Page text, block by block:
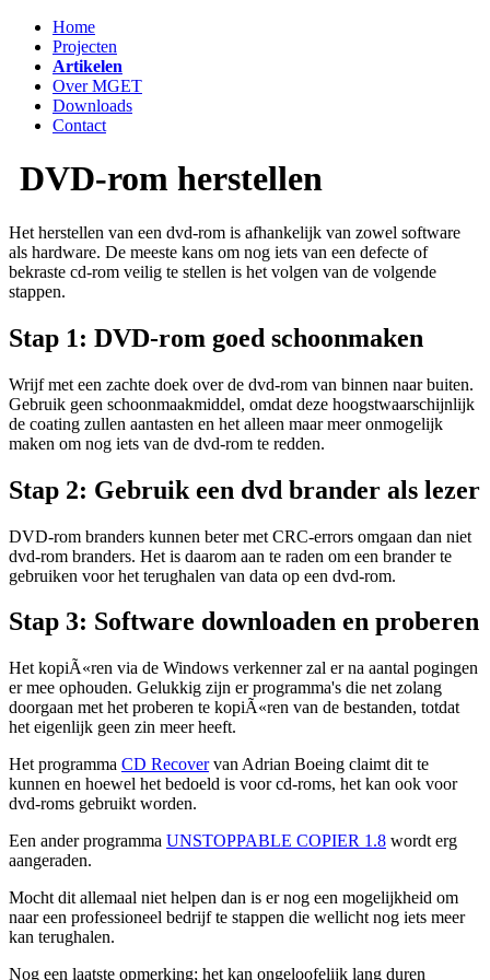
Home
Projecten
Artikelen
Over MGET
Downloads
Contact
DVD-rom herstellen
Het herstellen van een dvd-rom is afhankelijk van zowel software
als hardware. De meeste kans om nog iets van een defecte of
bekraste cd-rom veilig te stellen is het volgen van de volgende
stappen.
Stap 1: DVD-rom goed schoonmaken
Wrijf met een zachte doek over de dvd-rom van binnen naar buiten.
Gebruik geen schoonmaakmiddel, omdat deze hoogstwaarschijnlijk
de coating zullen aantasten en het alleen maar meer onmogelijk
maken om nog iets van de dvd-rom te redden.
Stap 2: Gebruik een dvd brander als lezer
DVD-rom branders kunnen beter met CRC-errors omgaan dan niet
dvd-rom branders. Het is daarom aan te raden om een brander te
gebruiken voor het terughalen van data op een dvd-rom.
Stap 3: Software downloaden en proberen
Het kopiÃ«ren via de Windows verkenner zal er na aantal pogingen
er mee ophouden. Gelukkig zijn er programma's die net zolang
doorgaan met het proberen te kopiÃ«ren van de bestanden, totdat
het eigenlijk geen zin meer heeft.
Het programma CD Recovervan Adrian Boeing claimt dit te
kunnen en hoewel het bedoeld is voor cd-roms, het kan ook voor
dvd-roms gebruikt worden.
Een ander programma UNSTOPPABLE COPIER 1.8 wordt erg
aangeraden.
Mocht dit allemaal niet helpen dan is er nog een mogelijkheid om
naar een professioneel bedrijf te stappen die wellicht nog iets meer
kan terughalen.
Nog een laatste opmerking; het kan ongeloofelijk lang duren